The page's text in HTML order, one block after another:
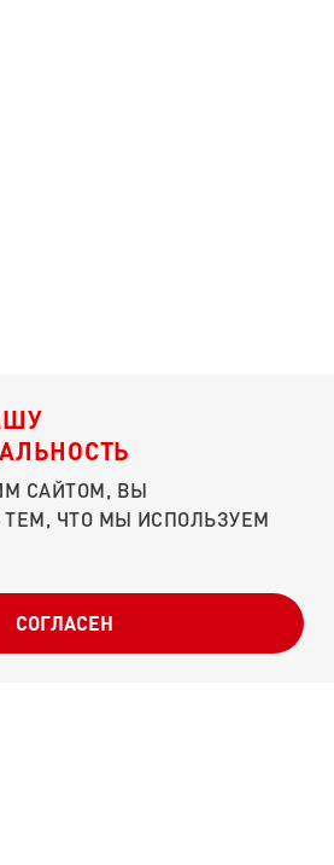
ОТЧЕТНОСТЬ
САЙТОМ, ВЫ
ЧТО МЫ ИСПОЛЬЗУЕМ
СОГЛАСЕН